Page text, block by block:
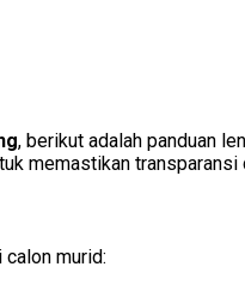
, berikut adalah panduan
memastikan transparansi
murid: